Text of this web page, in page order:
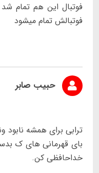
فوتبال این هم تمام
فوتبالش تمام میشود
حبیب صابر
ترابی برای همشه نابود
بای قهرمانی های ک
خداحافظی کن.